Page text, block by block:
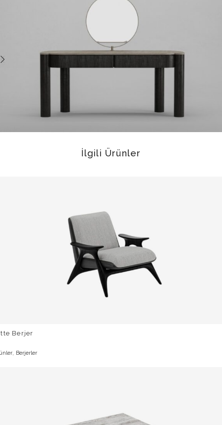
İlgili Ürünler
Berjer
, Berjerler